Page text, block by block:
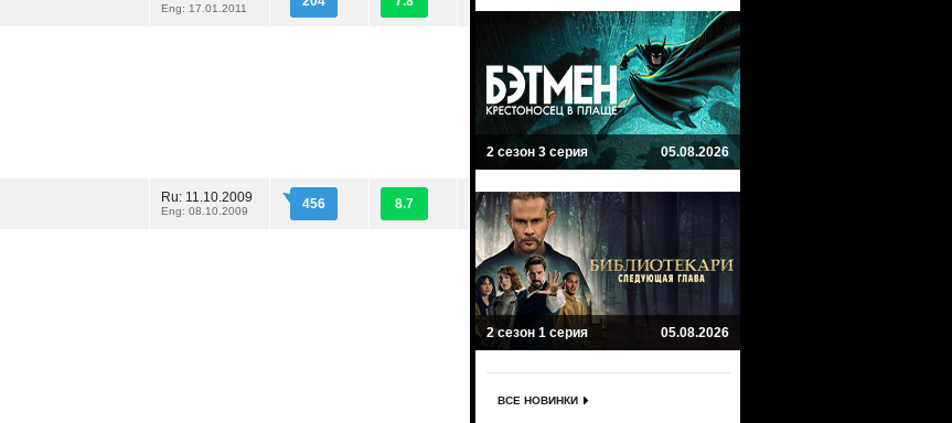
Eng: 17.01.2011
Ru: 11.10.2009
Eng: 08.10.2009 456 8.7
2 сезон 3 серия 05.08.2026
2 сезон 1 серия 05.08.2026
ВСЕ НОВИНКИ